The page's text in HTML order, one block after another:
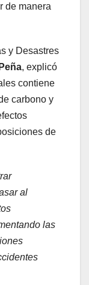
de manera
y Desastres
, explicó
contiene
carbono y
de
al
las